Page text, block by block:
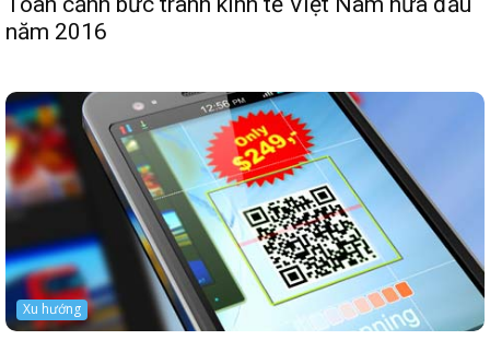
năm 2016
Xu hướng